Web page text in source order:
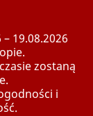
19.08.2026
zostaną
i